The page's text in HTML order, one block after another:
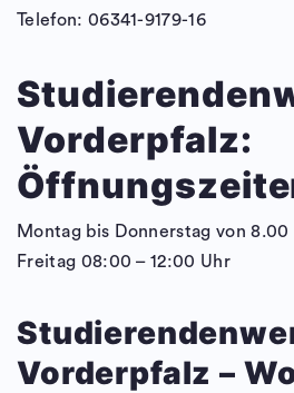
Telefon: 06341-9179-16
Vorderpfalz:
Montag bis Donnerstag von 8.00
Freitag 08:00 – 12:00 Uhr
Vorderpfalz –